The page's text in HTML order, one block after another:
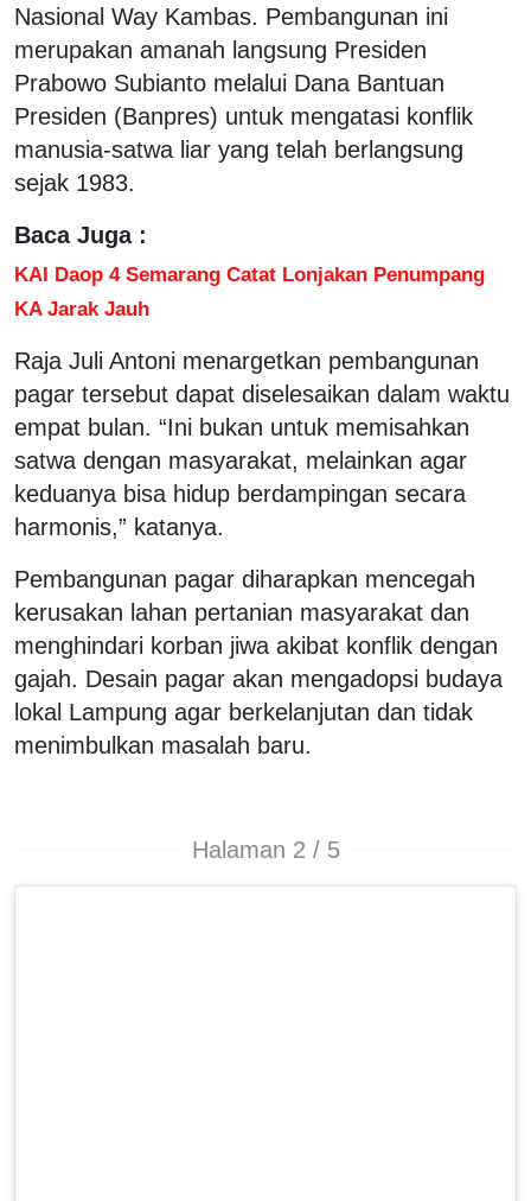
Nasional Way Kambas. Pembangunan ini
merupakan amanah langsung Presiden
Prabowo Subianto melalui Dana Bantuan
Presiden (Banpres) untuk mengatasi konflik
manusia-satwa liar yang telah berlangsung
sejak 1983.
Baca Juga :
KAI Daop 4 Semarang Catat Lonjakan Penumpang
KA Jarak Jauh
Raja Juli Antoni menargetkan pembangunan
pagar tersebut dapat diselesaikan dalam waktu
empat bulan. “Ini bukan untuk memisahkan
satwa dengan masyarakat, melainkan agar
keduanya bisa hidup berdampingan secara
harmonis,” katanya.
Pembangunan pagar diharapkan mencegah
kerusakan lahan pertanian masyarakat dan
menghindari korban jiwa akibat konflik dengan
gajah. Desain pagar akan mengadopsi budaya
lokal Lampung agar berkelanjutan dan tidak
menimbulkan masalah baru.
Halaman 2 / 5